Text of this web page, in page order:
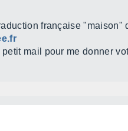
française
mail pour me donner